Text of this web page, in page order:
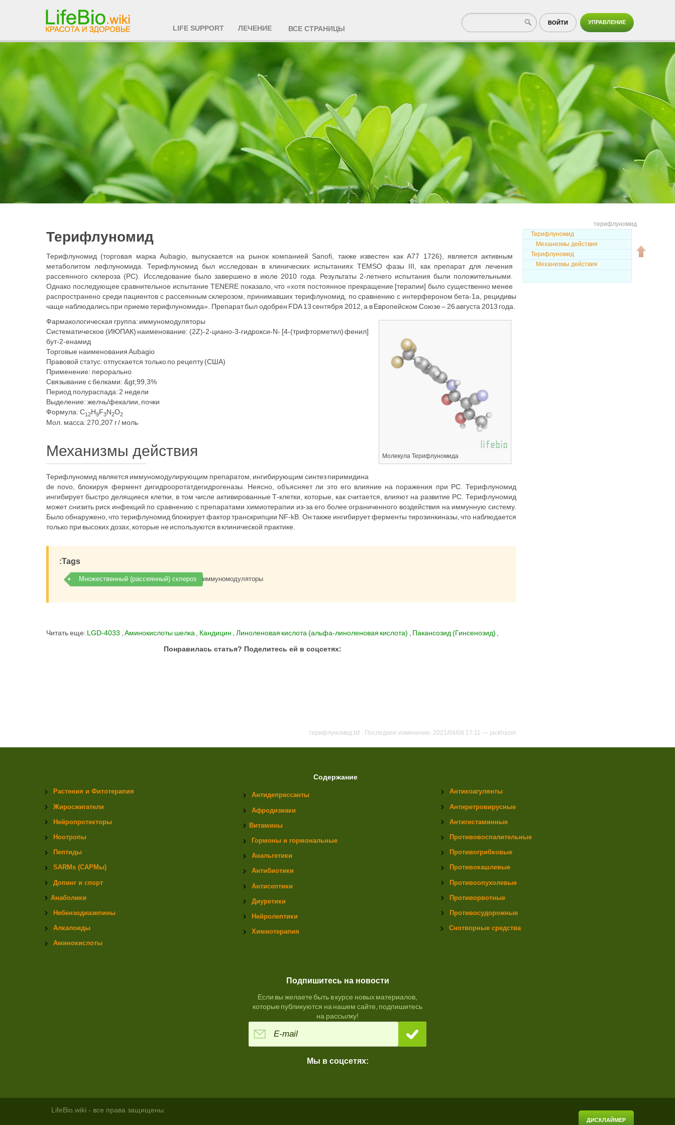
УПРАВЛЕНИЕ
ВОЙТИ
LIFE SUPPORT ЛЕЧЕНИЕ ВСЕ СТРАНИЦЫ
терифлуномид
Терифлуномид
Механизмы действия
Терифлуномид
Механизмы действия
Терифлуномид
Терифлуномид (торговая марка Aubagio, выпускается на рынок компанией Sanofi, также известен как A77 1726), является активным
метаболитом лефлуномида. Терифлуномид был исследован в клинических испытаниях TEMSO фазы III, как препарат для лечения
рассеянного склероза (РС). Исследование было завершено в июле 2010 года. Результаты 2-летнего испытания были положительными.
Однако последующее сравнительное испытание TENERE показало, что «хотя постоянное прекращение [терапии] было существенно менее
распространено среди пациентов с рассеянным склерозом, принимавших терифлуномид, по сравнению с интерфероном бета-1а, рецидивы
чаще наблюдались при приеме терифлуномида». Препарат был одобрен FDA 13 сентября 2012, а в Европейском Союзе – 26 августа 2013 года.
Молекула Терифлуномида
Фармакологическая группа: иммуномодуляторы
Систематическое (ИЮПАК) наименование: (2Z)-2-циано-3-гидрокси-N- [4-(трифторметил) фенил]
бут-2-енамид
Торговые наименования Aubagio
Правовой статус: отпускается только по рецепту (США)
Применение: перорально
Связывание с белками: &gt;99,3%
Период полураспада: 2 недели
Выделение: желчь/фекалии, почки
Формула: C12H9F3N2O2
Мол. масса: 270,207 г / моль
Механизмы действия
Терифлуномид является иммуномодулирующим препаратом, ингибирующим синтез пиримидина
de novo, блокируя фермент дигидрооротатдегидрогеназы. Неясно, объясняет ли это его влияние на поражения при РС. Терифлуномид
ингибирует быстро делящиеся клетки, в том числе активированные Т-клетки, которые, как считается, влияют на развитие РС. Терифлуномид
может снизить риск инфекций по сравнению с препаратами химиотерапии из-за его более ограниченного воздействия на иммунную систему.
Было обнаружено, что терифлуномид блокирует фактор транскрипции NF-kB. Он также ингибирует ферменты тирозинкиназы, что наблюдается
только при высоких дозах, которые не используются в клинической практике.
:Tags
Множественный (рассеянный) склероз иммуномодуляторы
Читать еще: LGD-4033 ,Аминокислоты шелка, Кандицин , Линоленовая кислота (альфа-линоленовая кислота) , Пакансозид (Гинсенозид) ,
Понравилась статья? Поделитесь ей в соцсетях:
терифлуномид.txt · Последнее изменение: 2021/04/08 17:11 — jackhazer
Содержание
Растения и Фитотерапия
Жиросжигатели
Нейропротекторы
Ноотропы
Пептиды
SARMs (САРМы)
Допинг и спорт
Анаболики
Небензодиазепины
Алкалоиды
Аминокислоты
Антидепрессанты
Афродизиаки
Витамины
Гормоны и гормональные
Анальгетики
Антибиотики
Антисептики
Диуретики
Нейролептики
Химиотерапия
Антикоагулянты
Антиретровирусные
Антигистаминные
Противовоспалительные
Противогрибковые
Противокашлевые
Противоопухолевые
Противорвотные
Противосудорожные
Снотворные средства
Подпишитесь на новости
Если вы желаете быть в курсе новых материалов,
которые публикуются на нашем сайте, подпишитесь
на рассылку!
Мы в соцсетях:
LifeBio.wiki - все права защищены.
ДИСКЛАЙМЕР